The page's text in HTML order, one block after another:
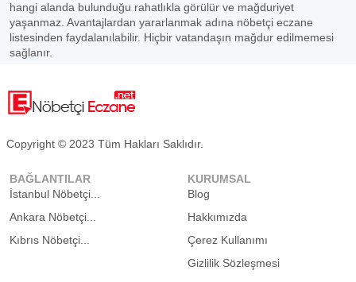
hangi alanda bulunduğu rahatlıkla görülür ve mağduriyet
yaşanmaz. Avantajlardan yararlanmak adına nöbetçi eczane
listesinden faydalanılabilir. Hiçbir vatandaşın mağdur edilmemesi
sağlanır.
Copyright © 2023 Tüm Hakları Saklıdır.
BAĞLANTILAR
İstanbul Nöbetçi...
Ankara Nöbetçi...
Kıbrıs Nöbetçi...
KURUMSAL
Blog
Hakkımızda
Çerez Kullanımı
Gizlilik Sözleşmesi